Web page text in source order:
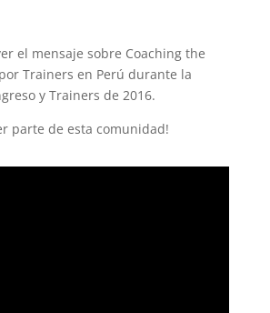
el mensaje sobre Coaching the
Trainers en Perú durante la
y Trainers de 2016.
parte de esta comunidad!